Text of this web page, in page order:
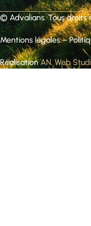
© Advalians. Tous droits
Mentions légales–
RéalisationAN. Web